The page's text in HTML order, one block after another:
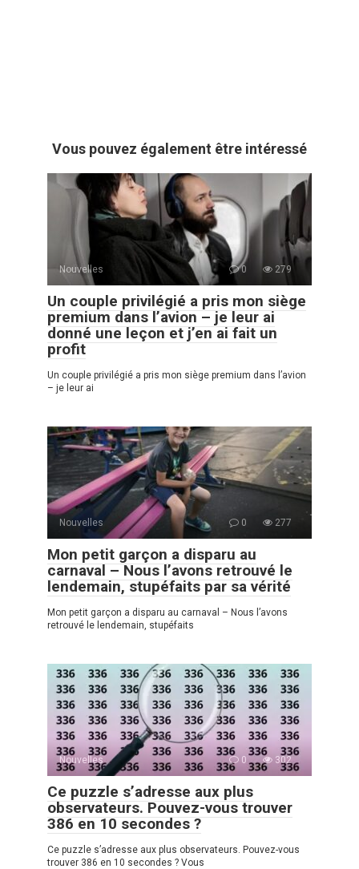
Vous pouvez également être intéressé
Nouvelles 0 279
Un couple privilégié a pris mon siège
premium dans l’avion – je leur ai
donné une leçon et j’en ai fait un
profit
Un couple privilégié a pris mon siège premium dans l’avion
– je leur ai
Nouvelles 0 277
Mon petit garçon a disparu au
carnaval – Nous l’avons retrouvé le
lendemain, stupéfaits par sa vérité
Mon petit garçon a disparu au carnaval – Nous l’avons
retrouvé le lendemain, stupéfaits
Nouvelles 0 302
Ce puzzle s’adresse aux plus
observateurs. Pouvez-vous trouver
386 en 10 secondes ?
Ce puzzle s’adresse aux plus observateurs. Pouvez-vous
trouver 386 en 10 secondes ? Vous